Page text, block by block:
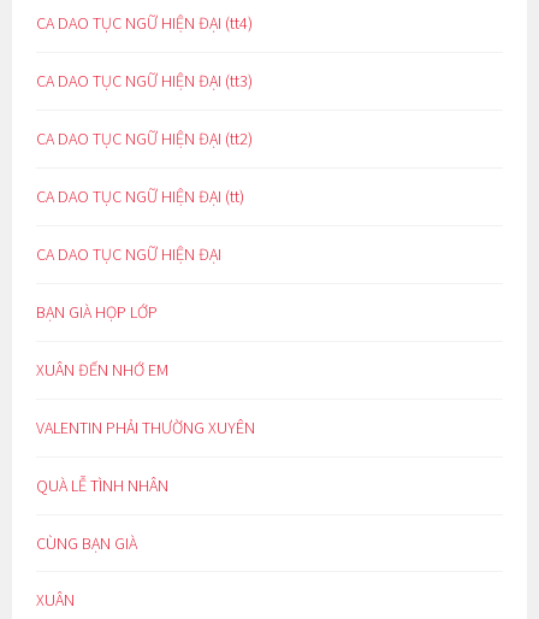
CA DAO TỤC NGỮ HIỆN ĐẠI (tt4)
CA DAO TỤC NGỮ HIỆN ĐẠI (tt3)
CA DAO TỤC NGỮ HIỆN ĐẠI (tt2)
CA DAO TỤC NGỮ HIỆN ĐẠI (tt)
CA DAO TỤC NGỮ HIỆN ĐẠI
BẠN GIÀ HỌP LỚP
XUÂN ĐẾN NHỚ EM
VALENTIN PHẢI THƯỜNG XUYÊN
QUÀ LỄ TÌNH NHÂN
CÙNG BẠN GIÀ
XUÂN